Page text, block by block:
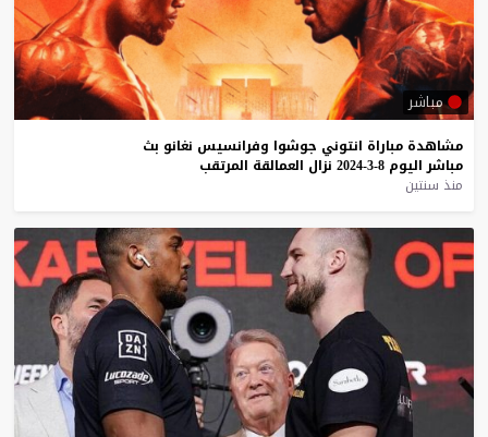
مباشر
مشاهدة مباراة انتوني جوشوا وفرانسيس نغانو بث
مباشر اليوم 8-3-2024 نزال العمالقة المرتقب
منذ سنتين